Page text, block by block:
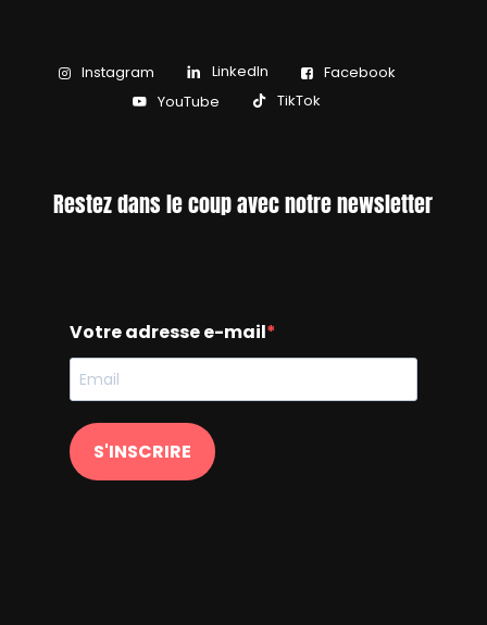
Instagram LinkedIn
Facebook
YouTube
TikTok
Restez dans le coup avec notre newsletter
Votre adresse e-mail
S'INSCRIRE